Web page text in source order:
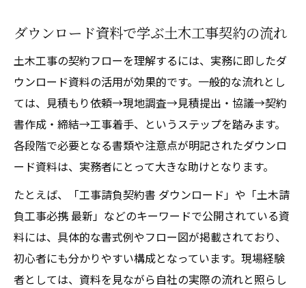
ダウンロード資料で学ぶ土木工事契約の流れ
土木工事の契約フローを理解するには、実務に即したダ
ウンロード資料の活用が効果的です。一般的な流れとし
ては、見積もり依頼→現地調査→見積提出・協議→契約
書作成・締結→工事着手、というステップを踏みます。
各段階で必要となる書類や注意点が明記されたダウンロ
ード資料は、実務者にとって大きな助けとなります。
たとえば、「工事請負契約書 ダウンロード」や「土木請
負工事必携 最新」などのキーワードで公開されている資
料には、具体的な書式例やフロー図が掲載されており、
初心者にも分かりやすい構成となっています。現場経験
者としては、資料を見ながら自社の実際の流れと照らし